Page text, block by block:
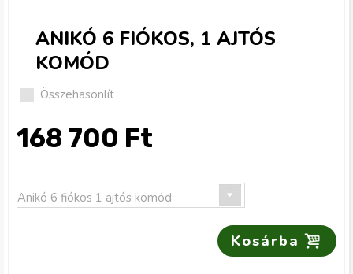
ANIKÓ 6 FIÓKOS, 1 AJTÓS
KOMÓD
Összehasonlít
168 700 Ft